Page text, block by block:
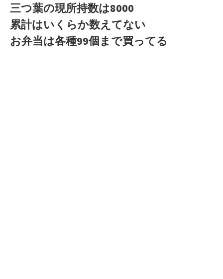
三つ葉の現所持数は8000
累計はいくらか数えてない
お弁当は各種99個まで買ってる